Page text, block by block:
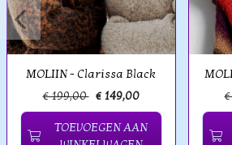
MOLIIN - Clarissa Black
€ 199,00 € 149,00
TOEVOEGEN AAN